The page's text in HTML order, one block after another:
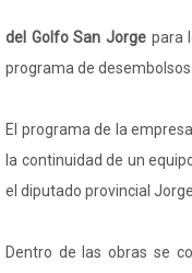
del Golfo San Jorge para
programa de desembolsos
El programa de la
la continuidad de un
el diputado provincial Jorge
Dentro de las obras se